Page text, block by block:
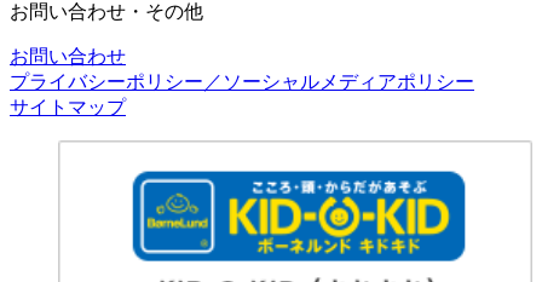
お問い合わせ・その他
お問い合わせ
プライバシーポリシー／ソーシャルメディアポリシー
サイトマップ